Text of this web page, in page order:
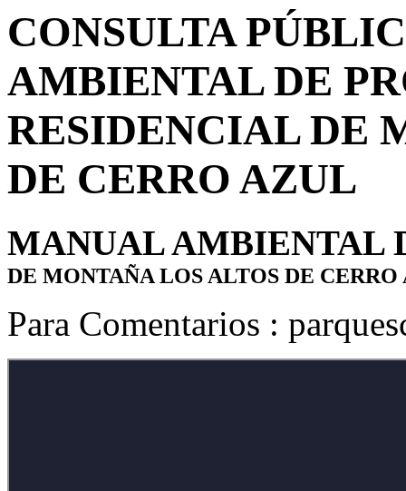
CONSULTA
AMBIENTAL DE
RESIDENCIAL DE
DE CERRO AZUL
MANUAL AMBIENTAL
DE MONTAÑA LOS ALTOS DE
Para Comentarios :